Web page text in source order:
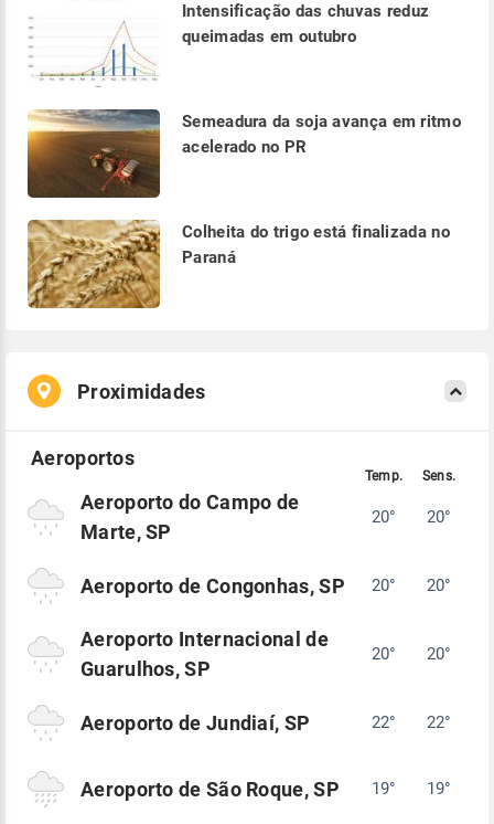
Intensificação das chuvas reduz
queimadas em outubro
Semeadura da soja avança em ritmo
acelerado no PR
Colheita do trigo está finalizada no
Paraná
Proximidades
Aeroporto do Campo de
Marte, SP
20° 20°
Aeroporto de Congonhas, SP 20° 20°
Aeroporto Internacional de
Guarulhos, SP
20° 20°
Aeroporto de Jundiaí, SP 22° 22°
Aeroporto de São Roque, SP 19° 19°